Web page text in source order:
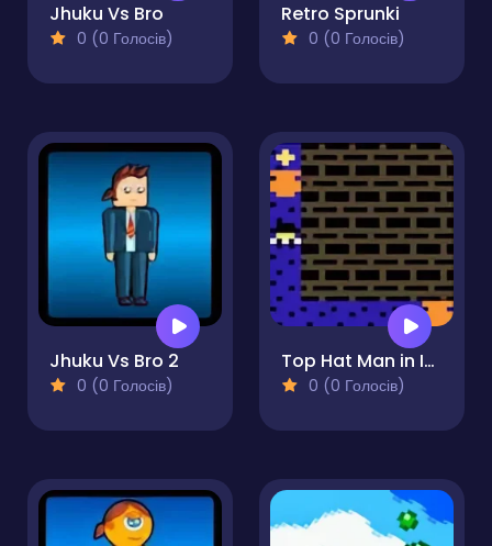
Jhuku Vs Bro
0 (0 Голосів)
Retro Sprunki
0 (0 Голосів)
Jhuku Vs Bro 2
0 (0 Голосів)
Top Hat Man in Insignificant Robbery
0 (0 Голосів)